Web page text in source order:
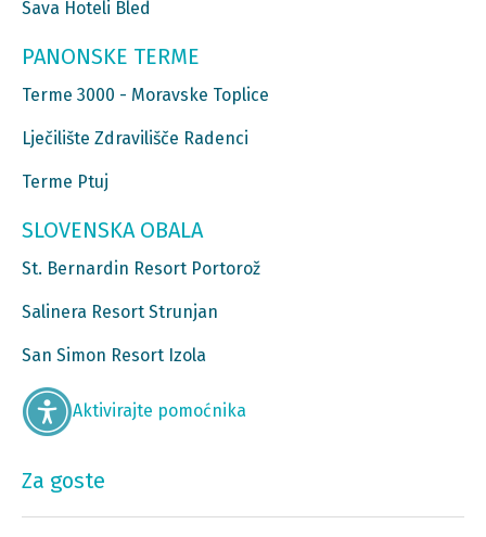
Sava Hoteli Bled
PANONSKE TERME
Terme 3000 - Moravske Toplice
Lječilište Zdravilišče Radenci
Terme Ptuj
SLOVENSKA OBALA
St. Bernardin Resort Portorož
Salinera Resort Strunjan
San Simon Resort Izola
Aktivirajte pomoćnika
Za goste